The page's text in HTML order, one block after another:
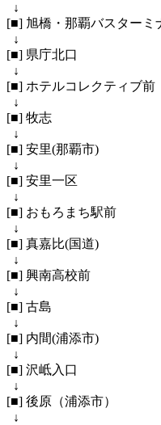
↓
[■] 旭橋・那覇バスターミ
↓
[■] 県庁北口
↓
[■] ホテルコレクティブ前
↓
[■] 牧志
↓
[■] 安里(那覇市)
↓
[■] 安里一区
↓
[■] おもろまち駅前
↓
[■] 真嘉比(国道)
↓
[■] 興南高校前
↓
[■] 古島
↓
[■] 内間(浦添市)
↓
[■] 沢岻入口
↓
[■] 後原（浦添市）
↓